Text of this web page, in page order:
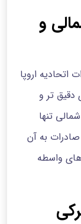
و
اروپا
دقیق تر و
تنها
به آن
واسطه